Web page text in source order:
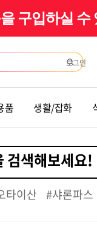
구입하실 수
품 생활/잡화
로그인
타이산 #샤론파스